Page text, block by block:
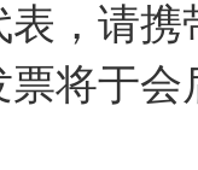
表，请
票将于